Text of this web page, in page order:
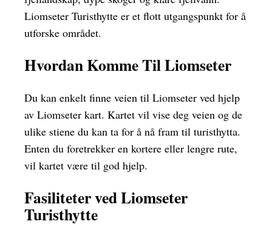
Liomseter Turisthytte er et flott utgangspunkt for å
utforske området.
Hvordan Komme Til Liomseter
Du kan enkelt finne veien til Liomseter ved hjelp
av Liomseter kart. Kartet vil vise deg veien og de
ulike stiene du kan ta for å nå fram til turisthytta.
Enten du foretrekker en kortere eller lengre rute,
vil kartet være til god hjelp.
Fasiliteter ved Liomseter
Turisthytte